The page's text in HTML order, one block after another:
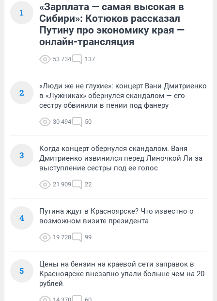
1
«Зарплата — самая высокая в
Сибири»: Котюков рассказал
Путину про экономику края —
онлайн-трансляция
53 734 137
2
«Люди же не глухие»: концерт Вани Дмитриенко
в «Лужниках» обернулся скандалом — его
сестру обвинили в пении под фанеру
30 494 50
3
Когда концерт обернулся скандалом. Ваня
Дмитриенко извинился перед Линочкой Ли за
выступление сестры под ее голос
21 909 22
4
Путина ждут в Красноярске? Что известно о
возможном визите президента
19 728 99
5
Цены на бензин на краевой сети заправок в
Красноярске внезапно упали больше чем на 20
рублей